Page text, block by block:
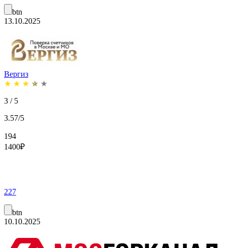
btn
13.10.2025
Вергиз
★ ★ ★ ★ ★
3 / 5
3.57/5
194
1400₽
227
btn
10.10.2025